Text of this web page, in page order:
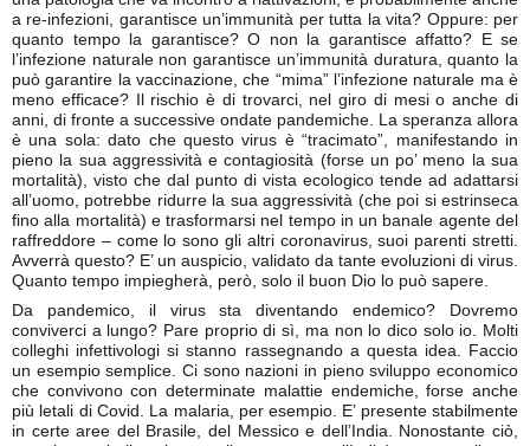
a re-infezioni, garantisce un’immunità per tutta la vita? Oppure: per
quanto tempo la garantisce? O non la garantisce affatto? E se
l’infezione naturale non garantisce un’immunità duratura, quanto la
può garantire la vaccinazione, che “mima” l’infezione naturale ma è
meno efficace? Il rischio è di trovarci, nel giro di mesi o anche di
anni, di fronte a successive ondate pandemiche. La speranza allora
è una sola: dato che questo virus è “tracimato”, manifestando in
pieno la sua aggressività e contagiosità (forse un po’ meno la sua
mortalità), visto che dal punto di vista ecologico tende ad adattarsi
all’uomo, potrebbe ridurre la sua aggressività (che poi si estrinseca
fino alla mortalità) e trasformarsi nel tempo in un banale agente del
raffreddore – come lo sono gli altri coronavirus, suoi parenti stretti.
Avverrà questo? E’ un auspicio, validato da tante evoluzioni di virus.
Quanto tempo impiegherà, però, solo il buon Dio lo può sapere.
Da pandemico, il virus sta diventando endemico? Dovremo
conviverci a lungo? Pare proprio di sì, ma non lo dico solo io. Molti
colleghi infettivologi si stanno rassegnando a questa idea. Faccio
un esempio semplice. Ci sono nazioni in pieno sviluppo economico
che convivono con determinate malattie endemiche, forse anche
più letali di Covid. La malaria, per esempio. E’ presente stabilmente
in certe aree del Brasile, del Messico e dell’India. Nonostante ciò,